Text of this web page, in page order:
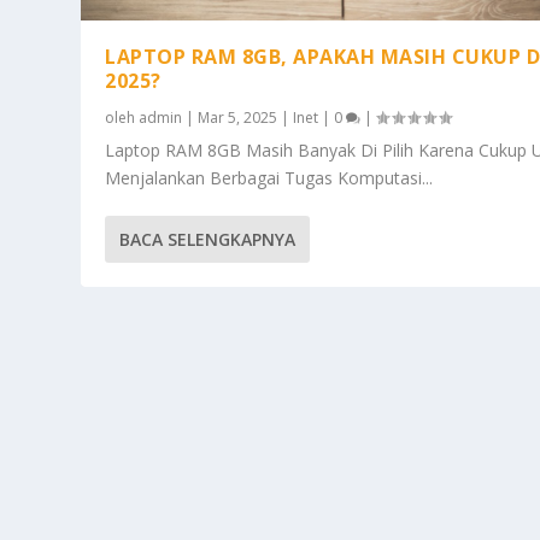
LAPTOP RAM 8GB, APAKAH MASIH CUKUP
2025?
oleh admin | Mar 5, 2025 | Inet | 0 |
Laptop RAM 8GB Masih Banyak Di Pilih Karena Cukup
Menjalankan Berbagai Tugas Komputasi...
BACA SELENGKAPNYA